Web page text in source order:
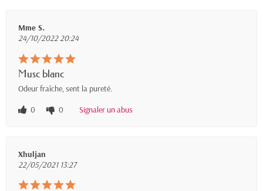
Mme S.
24/10/2022 20:24
Musc blanc
Odeur fraîche, sent la pureté.
0
0 Signaler un abus
Xhuljan
22/05/2021 13:27